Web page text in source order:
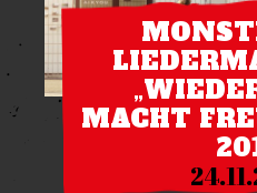
MACHT